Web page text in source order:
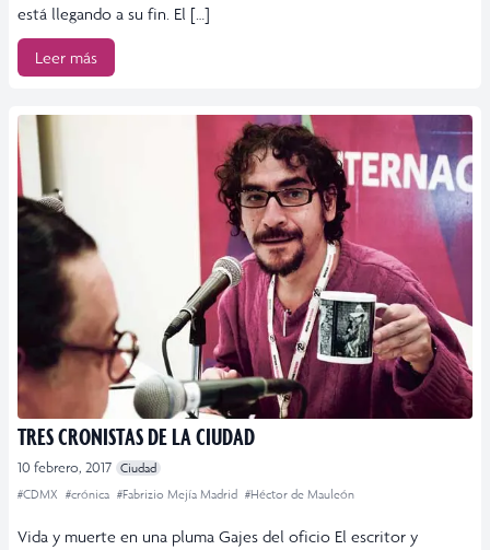
está llegando a su fin. El […]
Leer más
TRES CRONISTAS DE LA CIUDAD
10 febrero, 2017 Ciudad
#CDMX #crónica #Fabrizio Mejía Madrid #Héctor de Mauleón
Vida y muerte en una pluma Gajes del oficio El escritor y